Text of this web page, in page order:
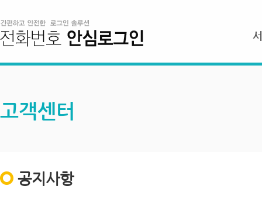
고객센터
공지사항